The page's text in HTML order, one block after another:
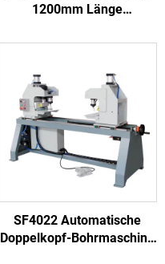
1200mm Länge
Ringermachmaschine
SF4022 Automatische
Doppelkopf-Bohrmaschine